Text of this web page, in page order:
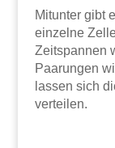
Mitunter gibt
einzelne
Zeitspannen
Paarungen
lassen sich
verteilen.